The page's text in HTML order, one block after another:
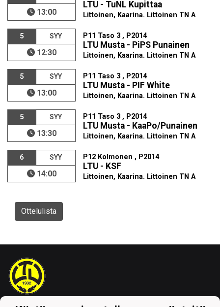
13:00
LTU - TuNL Kupittaa
Littoinen, Kaarina. Littoinen TN A
5 SYY
12:30
P11 Taso 3 , P2014
LTU Musta - PiPS Punainen
Littoinen, Kaarina. Littoinen TN A
5 SYY
13:00
P11 Taso 3 , P2014
LTU Musta - PIF White
Littoinen, Kaarina. Littoinen TN A
5 SYY
13:30
P11 Taso 3 , P2014
LTU Musta - KaaPo/Punainen
Littoinen, Kaarina. Littoinen TN A
6 SYY
14:00
P12 Kolmonen , P2014
LTU - KSF
Littoinen, Kaarina. Littoinen TN A
Ottelulista